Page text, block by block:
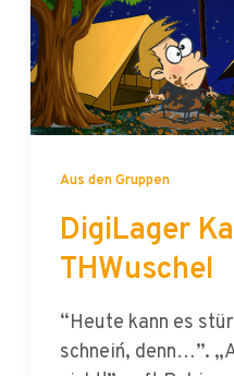
Aus den Gruppen
DigiLager
THWuschel
“Heute kann es
nicht!”, ruft Robin
Kopfkissen das